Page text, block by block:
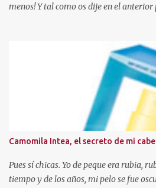
menos! Y tal como os dije en el
coloretes de Beauties Factory, junto
ver en la foto. Hasta el 04 de Mayo
que seguir estas reglas: - Ser o hacerse
de este blog, con el PERFIL VISIBLE.
que sean para sorteos) - Residir en
comentario en este post con los
plantilla): 1. Nombre de seguidora en
3. Ciudad de residencia. 4. Publico la
o No, link a vuestro blog y fecha de p...
Camomila Intea, el secreto de mi
Pues sí chicas. Yo de peque era rubia,
tiempo y de los años, mi pelo se fue